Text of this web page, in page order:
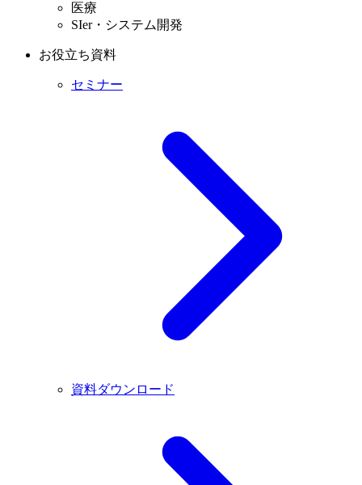
医療
SIer・システム開発
お役立ち資料
セミナー
資料ダウンロード